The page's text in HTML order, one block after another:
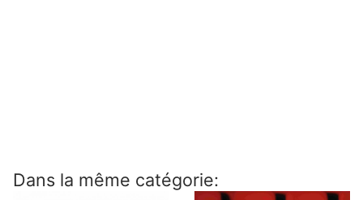
Dans la même catégorie: